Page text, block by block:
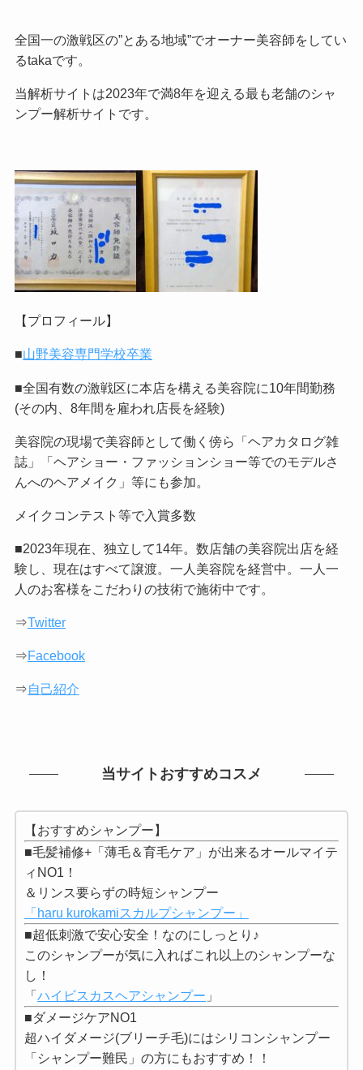
全国一の激戦区の”とある地域”でオーナー美容師をしてい
るtakaです。
当解析サイトは2023年で満8年を迎える最も老舗のシャ
ンプー解析サイトです。
【プロフィール】
■山野美容専門学校卒業
■全国有数の激戦区に本店を構える美容院に10年間勤務
(その内、8年間を雇われ店長を経験)
美容院の現場で美容師として働く傍ら「ヘアカタログ雑
誌」「ヘアショー・ファッションショー等でのモデルさ
んへのヘアメイク」等にも参加。
メイクコンテスト等で入賞多数
■2023年現在、独立して14年。数店舗の美容院出店を経
験し、現在はすべて譲渡。一人美容院を経営中。一人一
人のお客様をこだわりの技術で施術中です。
⇒Twitter
⇒Facebook
⇒自己紹介
当サイトおすすめコスメ
【おすすめシャンプー】
■毛髪補修+「薄毛＆育毛ケア」が出来るオールマイテ
ィNO1！
＆リンス要らずの時短シャンプー
「haru kurokamiスカルプシャンプー」
■超低刺激で安心安全！なのにしっとり♪
このシャンプーが気に入ればこれ以上のシャンプーな
し！
「 ハイビスカスヘアシャンプー 」
■ダメージケアNO1
超ハイダメージ(ブリーチ毛)にはシリコンシャンプー
「シャンプー難民」の方にもおすすめ！！